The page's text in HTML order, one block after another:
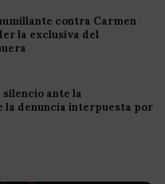
contra Carmen
la exclusiva del
ante la
la denuncia interpuesta por